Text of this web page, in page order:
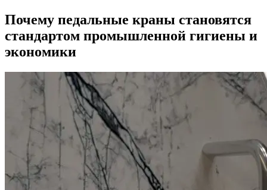
Почему педальные краны становятся
стандартом промышленной гигиены и
экономики